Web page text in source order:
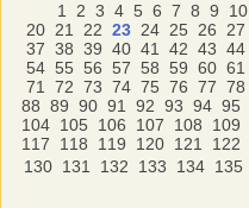
1 2 3 4 5 6 7 8 9 10
20 21 22 23 24 25 26 27
37 38 39 40 41 42 43 44
54 55 56 57 58 59 60 61
71
72 73 74 75 76 77 78
88 89 90 91 92 93 94 95
104 105 106 107 108 109
117
118 119 120 121 122
130 131 132 133 134 135